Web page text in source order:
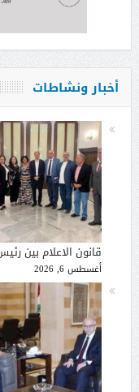
أخبار ونشاطات
قانون الاعلام بين
أغسطس 6, 2026